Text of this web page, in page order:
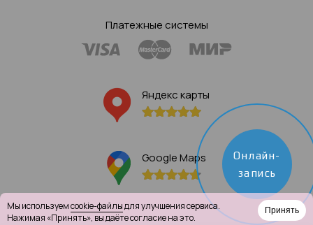
Платежные системы
Яндекс карты
Google Maps
Онлайн-
запись
Мы используемcookie-файлыдля улучшения сервиса.
Нажимая «Принять», вы даёте согласие на это.
Принять